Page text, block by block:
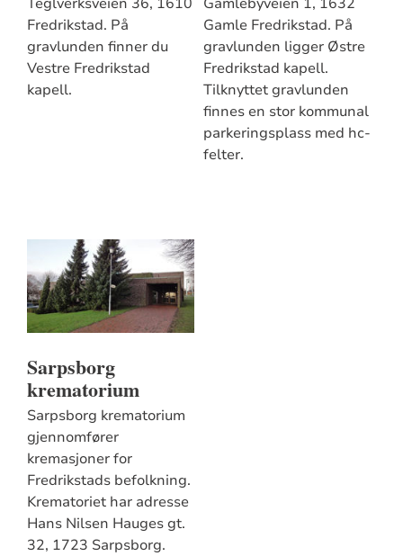
Fredrikstad. På
gravlunden finner du
Vestre Fredrikstad
kapell.
Gamle Fredrikstad. På
gravlunden ligger Østre
Fredrikstad kapell.
Tilknyttet gravlunden
finnes en stor kommunal
parkeringsplass med hc-
felter.
Sarpsborg
krematorium
Sarpsborg krematorium
gjennomfører
kremasjoner for
Fredrikstads befolkning.
Krematoriet har adresse
Hans Nilsen Hauges gt.
32, 1723 Sarpsborg.